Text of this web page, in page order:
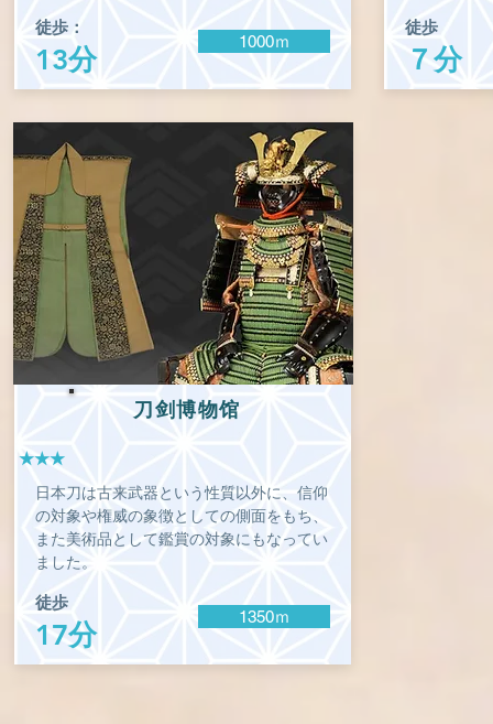
徒歩：
13分
1000ｍ
徒歩
７分
刀剑博物馆
★★★
日本刀は古来武器という性質以外に、信仰
の対象や権威の象徴としての側面をもち、
また美術品として鑑賞の対象にもなってい
ました。
徒歩
17分
1350ｍ